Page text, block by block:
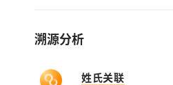
溯源分析
姓氏关联